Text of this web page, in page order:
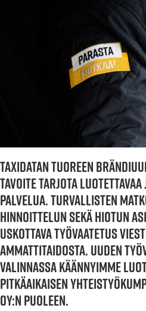
Taxidatan tuoreen
tavoite tarjota
palvelua. Turvallisten
hinnoittelun sekä hiotun
uskottava työvaatetus
ammattitaidosta.Uuden
valinnassa käännyimme
pitkäaikaisen
Oy:n puoleen.